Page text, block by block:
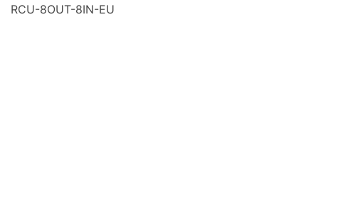
RCU-8OUT-8IN-EU